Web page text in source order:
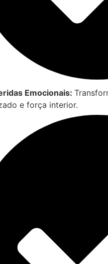
Emocionais:
e força interior.